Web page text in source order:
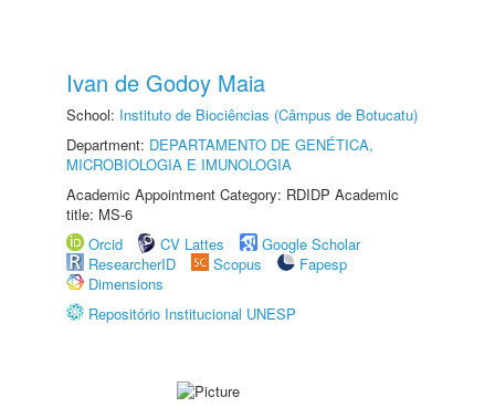
Ivan de Godoy Maia
School: Instituto de Biociências (Câmpus de Botucatu)
Department: DEPARTAMENTO DE GENÉTICA,
MICROBIOLOGIA E IMUNOLOGIA
Academic Appointment Category: RDIDP Academic
title: MS-6
Orcid
CV Lattes
Google Scholar
ResearcherID
Scopus
Fapesp
Dimensions
Repositório Institucional UNESP